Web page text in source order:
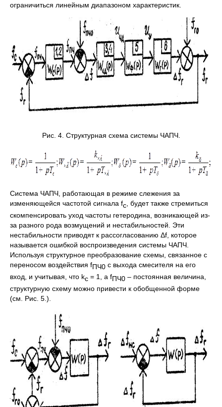
ограничиться линейным диапазоном характеристик.
Рис. 4. Структурная схема системы ЧАПЧ.
Система ЧАПЧ, работающая в режиме слежения за
изменяющейся частотой сигнала fс, будет также стремиться
скомпенсировать уход частоты гетеродина, возникающей из-
за разного рода возмущений и нестабильностей. Эти
нестабильности приводят к рассогласованию Δf, которое
называется ошибкой воспроизведения системы ЧАПЧ.
Используя структурное преобразование схемы, связанное с
переносом воздействия fПЧ0 с выхода смесителя на его
вход, и учитывая, что kс = 1, а fПЧ0 – постоянная величина,
структурную схему можно привести к обобщенной форме
(см. Рис. 5.).